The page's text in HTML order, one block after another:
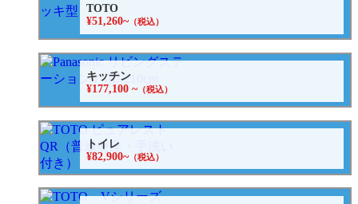
TOTO
¥51,260~（税込）
キッチン
¥177,100 ~（税込）
トイレ
¥82,900~（税込）